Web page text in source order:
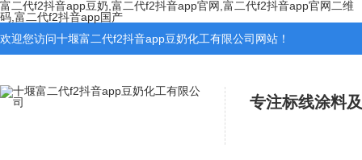
富二代f2抖音app豆奶,富二代f2抖音app官网,富二代f2抖音app官网二维
码,富二代f2抖音app国产
欢迎您访问十堰富二代f2抖音app豆奶化工有限公司网站！
专注标线涂料及